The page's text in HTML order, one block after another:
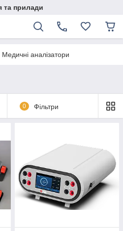
та прилади
Медичні аналізатори
0 Фільтри